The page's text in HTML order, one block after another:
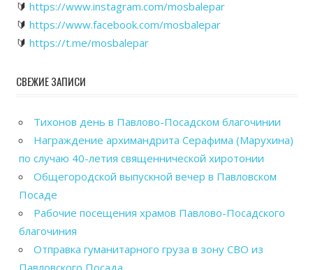
🔰 https://www.instagram.com/mosbalepar
🔰 https://www.facebook.com/mosbalepar
🔰 https://t.me/mosbalepar
СВЕЖИЕ ЗАПИСИ
Тихонов день в Павлово-Посадском благочинии
Награждение архимандрита Серафима (Марухина)
по случаю 40-летия священнической хиротонии
Общегородской выпускной вечер в Павловском
Посаде
Рабочие посещения храмов Павлово-Посадского
благочиния
Отправка гуманитарного груза в зону СВО из